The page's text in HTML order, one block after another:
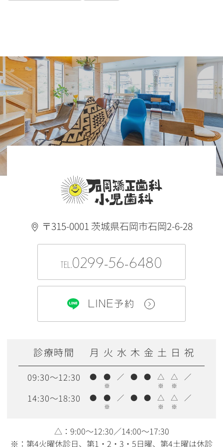
〒315-0001 茨城県石岡市石岡2-6-28
TEL.0299-56-6480
LINE予約
診療時間 月 火 水 木 金 土 日 祝
09:30～12:30 ● ●
※
／ ● ● △
※
△
※
／
14:30～18:30 ● ●
※
／ ● ● △
※
△
※
／
△：9:00〜12:30／14:00〜17:30
※：第4火曜休診日、第1・2・3・5日曜、第4土曜は休診